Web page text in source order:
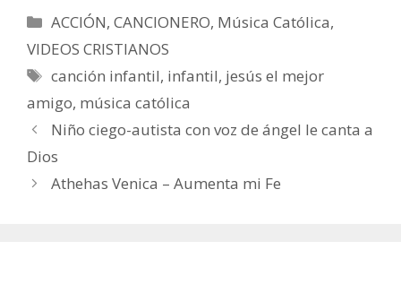
Categorías
ACCIÓN,CANCIONERO, Música Católica,
VIDEOS CRISTIANOS
Etiquetas
canción infantil, infantil, jesús el mejor
amigo, música católica
Niño ciego-autista con voz de ángel le canta a
Dios
Athehas Venica – Aumenta mi Fe